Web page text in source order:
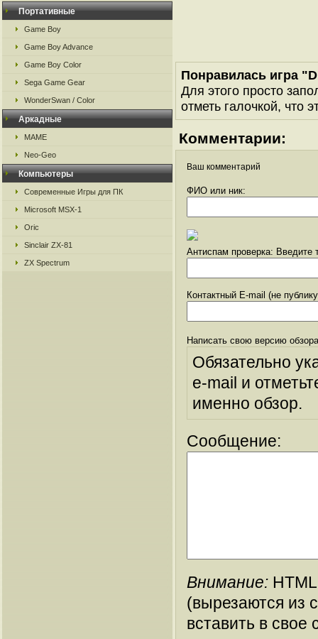
Портативные
Game Boy
Game Boy Advance
Game Boy Color
Sega Game Gear
WonderSwan / Color
Аркадные
MAME
Neo-Geo
Компьютеры
Современные Игры для ПК
Microsoft MSX-1
Oric
Sinclair ZX-81
ZX Spectrum
Понравилась игра
Для этого просто
отметь галочкой, что
Комментарии:
Ваш комментарий
ФИО или ник:
Антиспам проверка: Введите
Контактный E-mail (не
Написать свою версию
Обязательно
e-mail и
именно обзор.
Сообщение:
Внимание:
(вырезаются из
вставить в